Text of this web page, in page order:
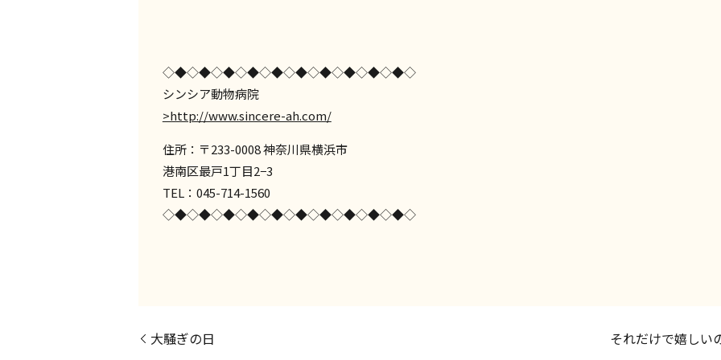
◇◆◇◆◇◆◇◆◇◆◇◆◇◆◇◆◇◆◇◆◇
シンシア動物病院
>http://www.sincere-ah.com/
住所：〒233-0008 神奈川県横浜市
港南区最戸1丁目2−3
TEL：045-714-1560
◇◆◇◆◇◆◇◆◇◆◇◆◇◆◇◆◇◆◇◆◇
大騒ぎの日 それだけで嬉しい